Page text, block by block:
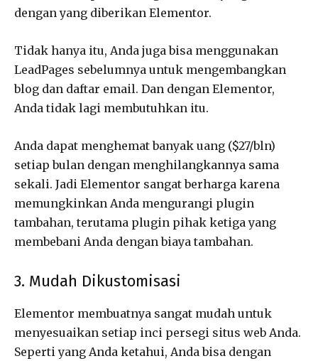
dengan yang diberikan Elementor.
Tidak hanya itu, Anda juga bisa menggunakan
LeadPages sebelumnya untuk mengembangkan
blog dan daftar email. Dan dengan Elementor,
Anda tidak lagi membutuhkan itu.
Anda dapat menghemat banyak uang ($27/bln)
setiap bulan dengan menghilangkannya sama
sekali. Jadi Elementor sangat berharga karena
memungkinkan Anda mengurangi plugin
tambahan, terutama plugin pihak ketiga yang
membebani Anda dengan biaya tambahan.
3. Mudah Dikustomisasi
Elementor membuatnya sangat mudah untuk
menyesuaikan setiap inci persegi situs web Anda.
Seperti yang Anda ketahui, Anda bisa dengan